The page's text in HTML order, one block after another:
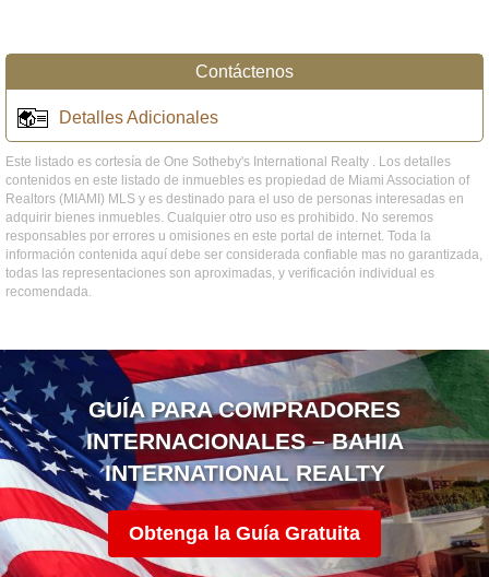
Contáctenos
Detalles Adicionales
Este listado es cortesía de One Sotheby's International Realty . Los detalles
contenidos en este listado de inmuebles es propiedad de Miami Association of
Realtors (MIAMI) MLS y es destinado para el uso de personas interesadas en
adquirir bienes inmuebles. Cualquier otro uso es prohibido. No seremos
responsables por errores u omisiones en este portal de internet. Toda la
información contenida aquí debe ser considerada confiable mas no garantizada,
todas las representaciones son aproximadas, y verificación individual es
recomendada.
GUÍA PARA COMPRADORES
INTERNACIONALES – BAHIA
INTERNATIONAL REALTY
Obtenga la Guía Gratuita